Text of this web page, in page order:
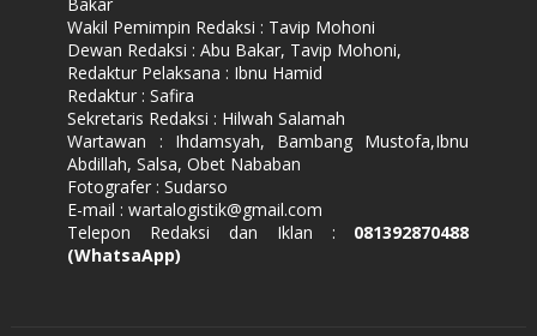
Wakil Pemimpin Redaksi : Tavip Mohoni
Dewan Redaksi : Abu Bakar, Tavip Mohoni,
Redaktur Pelaksana : Ibnu Hamid
Redaktur : Safira
Sekretaris Redaksi : Hilwah Salamah
Wartawan : Ihdamsyah, Bambang Mustofa,Ibnu
Abdillah, Salsa, Obet Nababan
Fotografer : Sudarso
E-mail : wartalogistik@gmail.com
Telepon Redaksi dan Iklan : 081392870488
(WhatsaApp)